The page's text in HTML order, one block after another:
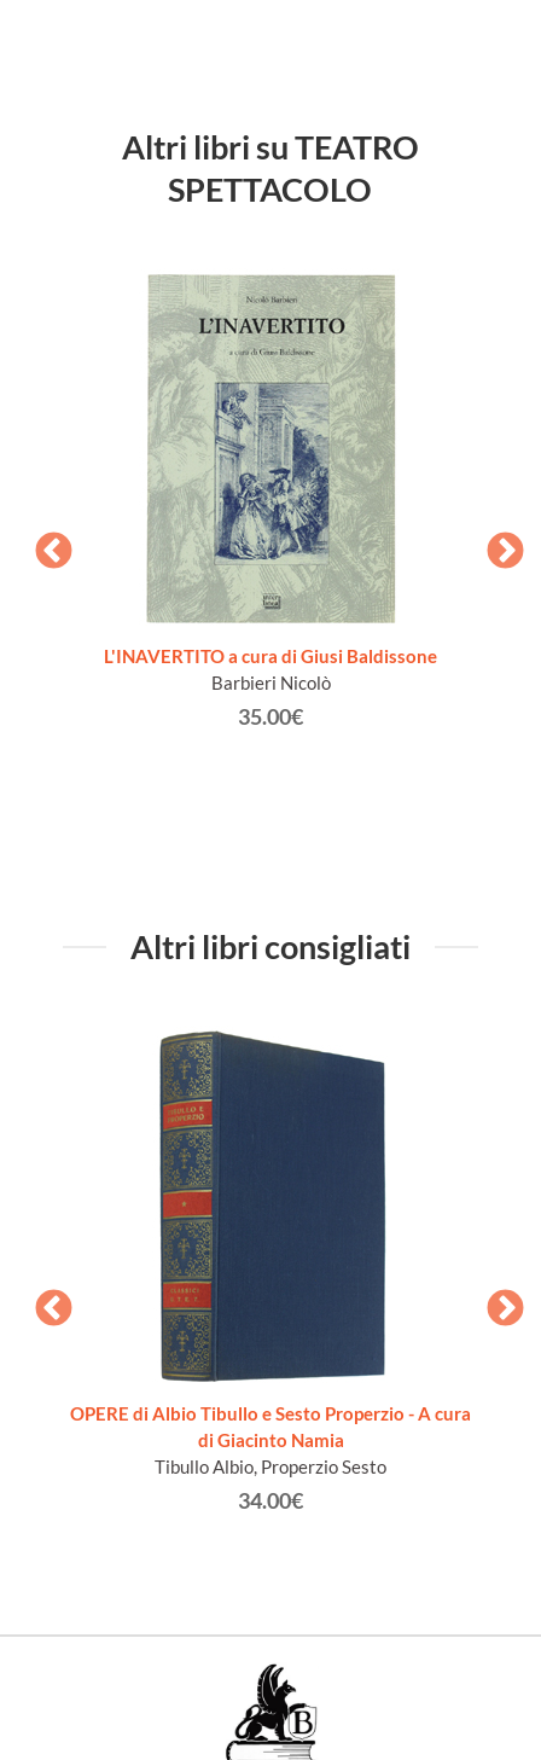
Altri libri su TEATRO
SPETTACOLO
L'INAVERTITO a cura di Giusi Baldissone
Barbieri Nicolò
35.00€
Altri libri consigliati
OPERE di Albio Tibullo e Sesto Properzio - A cura
di Giacinto Namia
Tibullo Albio, Properzio Sesto
34.00€